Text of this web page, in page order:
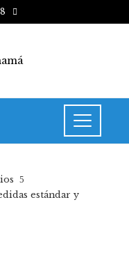
estándar y